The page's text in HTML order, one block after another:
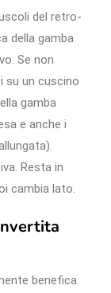
del retro-
della gamba
Se non
su un cuscino
gamba
e anche i
Resta in
cambia lato.
benefica